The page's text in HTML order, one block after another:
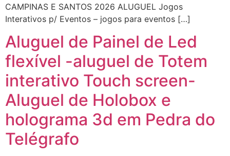
CAMPINAS E SANTOS 2026 ALUGUEL Jogos
Interativos p/ Eventos – jogos para eventos […]
Aluguel de Painel de Led
flexível -aluguel de Totem
interativo Touch screen-
Aluguel de Holobox e
holograma 3d em Pedra do
Telégrafo